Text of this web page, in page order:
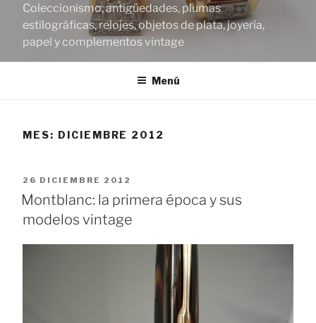
Coleccionismo, antigüedades, plumas
estilográficas, relojes, objetos de plata, joyería,
papel y complementos vintage
Menú
MES: DICIEMBRE 2012
PUBLICADO
EL
26 DICIEMBRE 2012
Montblanc: la primera época y sus
modelos vintage